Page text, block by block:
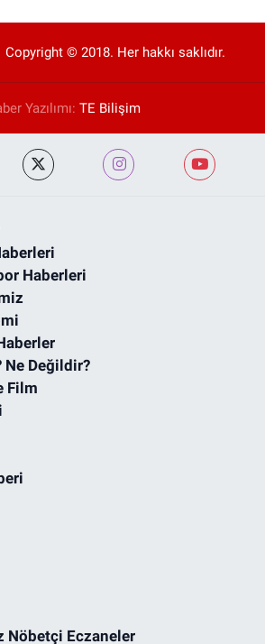
Copyright © 2018. Her hakkı saklıdır.
Yazılımı: TE Bilişim
Haberleri
Ne Değildir?
Film
Nöbetçi Eczaneler